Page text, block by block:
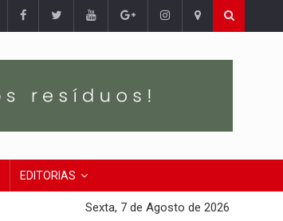
EDITORIAS
Sexta, 7 de Agosto de 2026